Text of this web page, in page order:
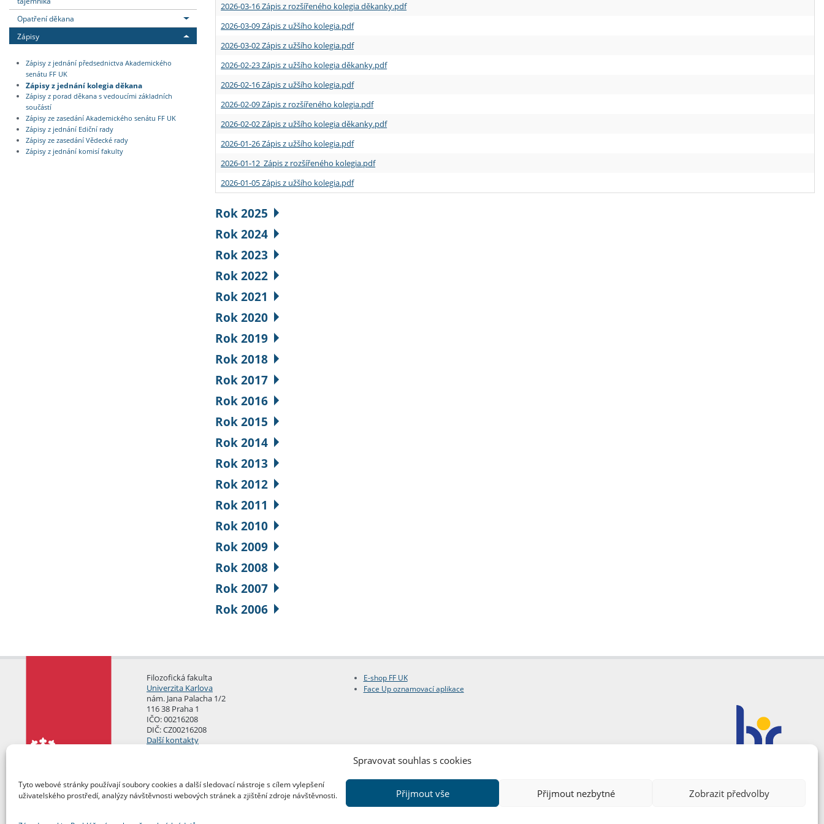
Spravovat souhlas s cookies
Tyto webové stránky používají soubory cookies a další sledovací nástroje s cílem vylepšení
uživatelského prostředí, analýzy návštěvnosti webových stránek a zjištění zdroje návštěvnosti.
Přijmout vše Přijmout nezbytné Zobrazit předvolby
Opatření děkana
Zápisy
Zápisy z jednání předsednictva Akademického
senátu FF UK
Zápisy z jednání kolegia děkana
Zápisy z porad děkana s vedoucími základních
součástí
Zápisy ze zasedání Akademického senátu FF UK
Zápisy z jednání Ediční rady
Zápisy ze zasedání Vědecké rady
Zápisy z jednání komisí fakulty
2026-03-16 Zápis z rozšířeného kolegia děkanky.pdf
2026-03-09 Zápis z užšího kolegia.pdf
2026-03-02 Zápis z užšího kolegia.pdf
2026-02-23 Zápis z užšího kolegia děkanky.pdf
2026-02-16 Zápis z užšího kolegia.pdf
2026-02-09 Zápis z rozšířeného kolegia.pdf
2026-02-02 Zápis z užšího kolegia děkanky.pdf
2026-01-26 Zápis z užšího kolegia.pdf
2026-01-12 Zápis z rozšířeného kolegia.pdf
2026-01-05 Zápis z užšího kolegia.pdf
Rok 2025
Rok 2024
Rok 2023
Rok 2022
Rok 2021
Rok 2020
Rok 2019
Rok 2018
Rok 2017
Rok 2016
Rok 2015
Rok 2014
Rok 2013
Rok 2012
Rok 2011
Rok 2010
Rok 2009
Rok 2008
Rok 2007
Rok 2006
Filozofická fakulta
Univerzita Karlova
nám. Jana Palacha 1/2
116 38 Praha 1
IČO: 00216208
DIČ: CZ00216208
Další kontakty
E-shop FF UK
Face Up oznamovací aplikace